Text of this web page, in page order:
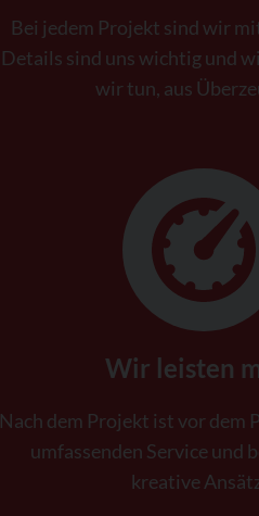
Bei jedem Projekt sind wir
Details sind uns wichtig und
wir tun, aus
Wir leisten
Nach dem Projekt ist vor dem
umfassenden Service und
kreative